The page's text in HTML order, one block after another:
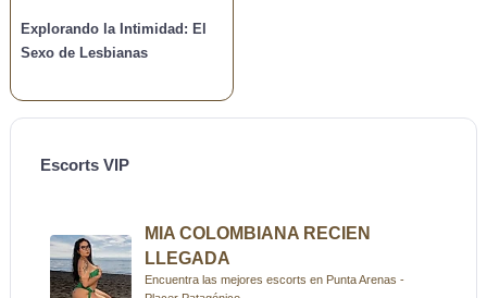
Explorando la Intimidad: El
Sexo de Lesbianas
Escorts VIP
MIA COLOMBIANA RECIEN
LLEGADA
Encuentra las mejores escorts en Punta Arenas -